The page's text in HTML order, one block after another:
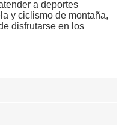
a deportes
y ciclismo de montaña,
disfrutarse en los